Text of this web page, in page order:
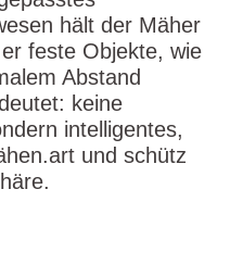
hält der Mäher
feste Objekte, wie
Abstand
keine
intelligentes,
und schütz